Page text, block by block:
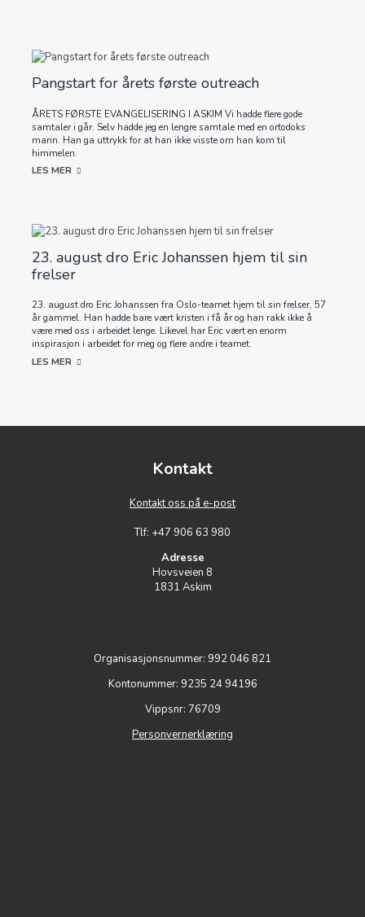
Pangstart for årets første outreach
ÅRETS FØRSTE EVANGELISERING I ASKIM Vi hadde flere gode
samtaler i går. Selv hadde jeg en lengre samtale med en ortodoks
mann. Han ga uttrykk for at han ikke visste om han kom til
himmelen.
LES MER
23. august dro Eric Johanssen hjem til sin
frelser
23. august dro Eric Johanssen fra Oslo-teamet hjem til sin frelser, 57
år gammel. Han hadde bare vært kristen i få år og han rakk ikke å
være med oss i arbeidet lenge. Likevel har Eric vært en enorm
inspirasjon i arbeidet for meg og flere andre i teamet.
LES MER
Kontakt
Kontakt oss på e-post
Tlf: +47 906 63 980
Adresse
Hovsveien 8
1831 Askim
Organisasjonsnummer: 992 046 821
Kontonummer: 9235 24 94196
Vippsnr: 76709
Personvernerklæring